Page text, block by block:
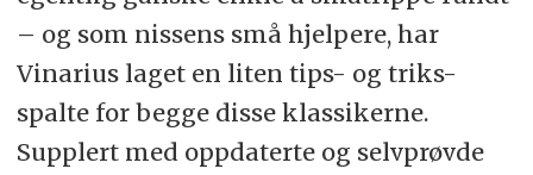
– og som nissens små hjelpere, har
Vinarius laget en liten tips- og triks-
spalte for begge disse klassikerne.
Supplert med oppdaterte og selvprøvde